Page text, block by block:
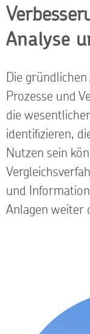
Analyse
Die
Prozesse und
die
identifizieren,
Nutzen sein
und
Anlagen weiter